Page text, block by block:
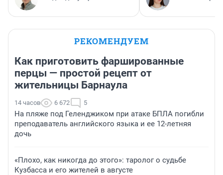
РЕКОМЕНДУЕМ
Как приготовить фаршированные
перцы — простой рецепт от
жительницы Барнаула
14 часов 6 672 5
На пляже под Геленджиком при атаке БПЛА погибли
преподаватель английского языка и ее 12-летняя
дочь
«Плохо, как никогда до этого»: таролог о судьбе
Кузбасса и его жителей в августе